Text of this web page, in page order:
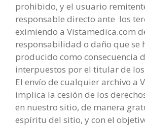
prohibido, y el usuario
responsable directo ante los
eximiendo a Vistamedica.com
responsabilidad o daño que se
producido como consecuencia
interpuestos por el titular de los
El envío de cualquier archivo a
implica la cesión de los
en nuestro sitio, de manera
espíritu del sitio, y con el